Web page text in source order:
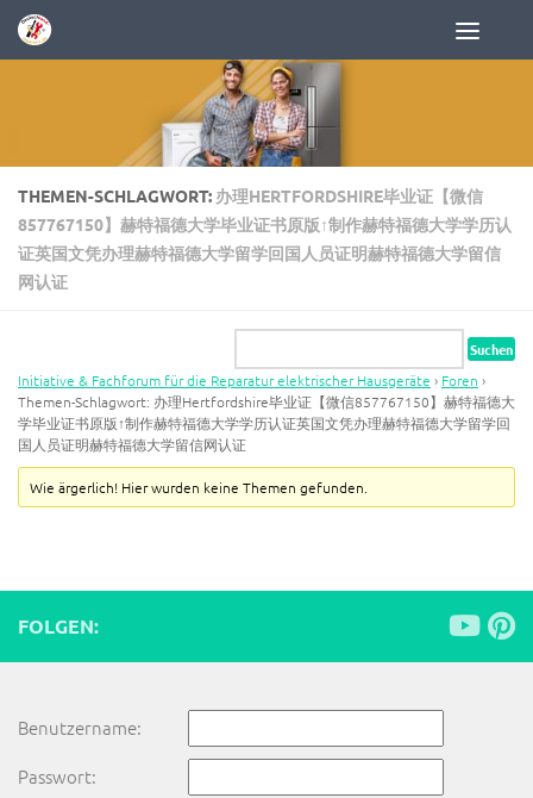
Zum Inhalt springen
THEMEN-SCHLAGWORT: 办理HERTFORDSHIRE毕业证【微信
857767150】赫特福德大学毕业证书原版↑制作赫特福德大学学历认
证英国文凭办理赫特福德大学留学回国人员证明赫特福德大学留信
网认证
Initiative & Fachforum für die Reparatur elektrischer Hausgeräte › Foren ›
Themen-Schlagwort: 办理Hertfordshire毕业证【微信857767150】赫特福德大
学毕业证书原版↑制作赫特福德大学学历认证英国文凭办理赫特福德大学留学回
国人员证明赫特福德大学留信网认证
Wie ärgerlich! Hier wurden keine Themen gefunden.
FOLGEN:
Benutzername:
Passwort: